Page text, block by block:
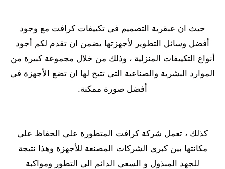
حيث ان عبقرية التصميم فى تكييفات كرافت مع وجود
أفضل وسائل التطوير لأجهزتها يضمن ان تقدم لكم أجود
أنواع التكييفات المنزلية ، وذلك من خلال مجموعة كبيرة من
الموارد البشرية والصناعية التى تتيح لها ان تضع الأجهزة فى
أفضل صورة ممكنة.
كذلك ، تعمل شركة كرافت المتطورة على الحفاظ على
مكانتها بين كبرى الشركات المصنعة للأجهزة وهذا نتيجة
للجهد المبذول و السعى الدائم الى التطور ومواكبة